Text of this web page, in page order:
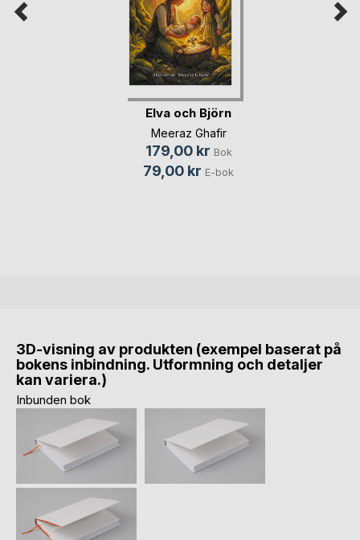
Elva och Björn
Meeraz Ghafir
179,00 kr Bok
79,00 kr E-bok
3D-visning av produkten (exempel baserat på
bokens inbindning. Utformning och detaljer
kan variera.)
Inbunden bok